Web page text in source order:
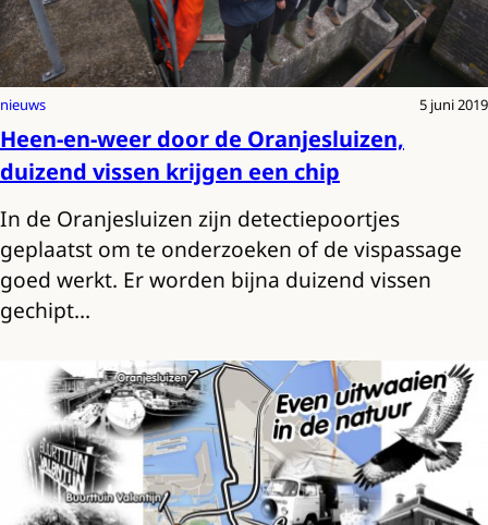
nieuws 5 juni 2019
Heen-en-weer door de Oranjesluizen,
duizend vissen krijgen een chip
In de Oranjesluizen zijn detectiepoortjes
geplaatst om te onderzoeken of de vispassage
goed werkt. Er worden bijna duizend vissen
gechipt…